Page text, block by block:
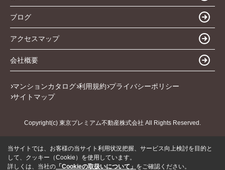
ブログ
アクセスマップ
会社概要
マンションカタログ 利用規約 プライバシーポリシー
サイトマップ
Copyright(c) 東京プレミアム不動産株式会社 All Rights Reserved.
当サイトでは、お客様の当サイト利用状況把握、サービス向上検討を目的と
して、クッキー（Cookie）を使用しています。
詳しくは、当社の 「Cookieの取扱いについて」 をご確認ください。